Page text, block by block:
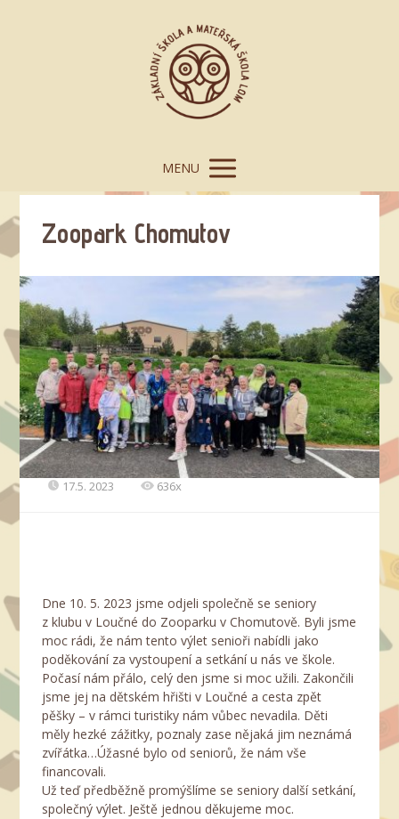
MENU
Zoopark Chomutov
17.5. 2023 636x
Dne 10. 5. 2023 jsme odjeli společně se seniory
z klubu v Loučné do Zooparku v Chomutově. Byli jsme
moc rádi, že nám tento výlet senioři nabídli jako
poděkování za vystoupení a setkání u nás ve škole.
Počasí nám přálo, celý den jsme si moc užili. Zakončili
jsme jej na dětském hřišti v Loučné a cesta zpět
pěšky – v rámci turistiky nám vůbec nevadila. Děti
měly hezké zážitky, poznaly zase nějaká jim neznámá
zvířátka…Úžasné bylo od seniorů, že nám vše
financovali.
Už teď předběžně promýšlíme se seniory další setkání,
společný výlet. Ještě jednou děkujeme moc.